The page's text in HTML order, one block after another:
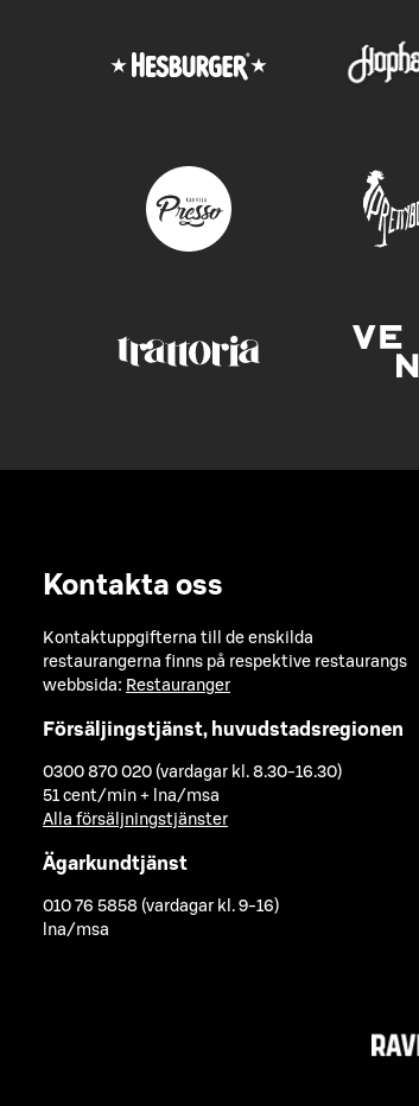
Kontakta oss
Kontaktuppgifterna till de enskilda
restaurangerna finns på respektive restaurangs
webbsida: Restauranger
Försäljingstjänst, huvudstadsregionen
0300 870 020 (vardagar kl. 8.30-16.30)
51 cent/min + lna/msa
Alla försäljningstjänster
Ägarkundtjänst
010 76 5858 (vardagar kl. 9-16)
lna/msa